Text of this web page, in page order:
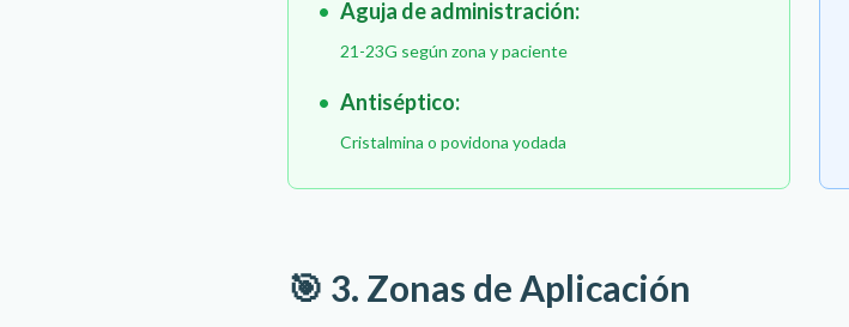
• Aguja de administración:
21-23G según zona y paciente
• Antiséptico:
Cristalmina o povidona yodada
🎯 3. Zonas de Aplicación